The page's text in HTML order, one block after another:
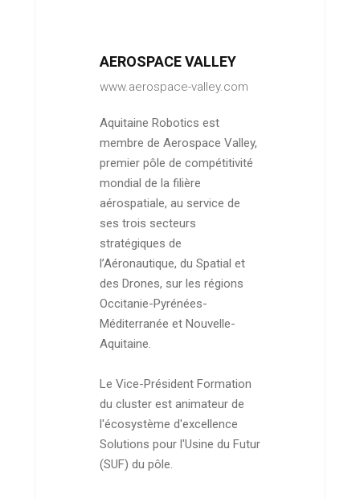
AEROSPACE VALLEY
www.aerospace-valley.com
Aquitaine Robotics est
membre de Aerospace Valley,
premier pôle de compétitivité
mondial de la filière
aérospatiale, au service de
ses trois secteurs
stratégiques de
l’Aéronautique, du Spatial et
des Drones, sur les régions
Occitanie-Pyrénées-
Méditerranée et Nouvelle-
Aquitaine.
Le Vice-Président Formation
du cluster est animateur de
l'écosystème d'excellence
Solutions pour l'Usine du Futur
(SUF) du pôle.